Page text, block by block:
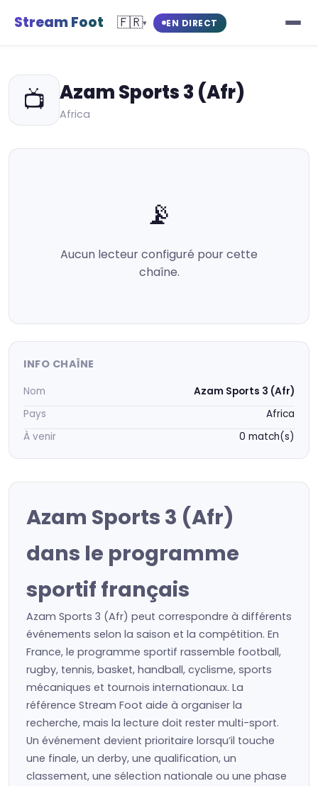
Stream Foot 🇫🇷▾ EN DIRECT
📺 Azam Sports 3 (Afr)
Africa
📡
Aucun lecteur configuré pour cette
chaîne.
INFO CHAÎNE
Nom
Azam Sports 3 (Afr)
Pays
Africa
À venir
0 match(s)
Azam Sports 3 (Afr)
dans le programme
sportif français
Azam Sports 3 (Afr) peut correspondre à différents
événements selon la saison et la compétition. En
France, le programme sportif rassemble football,
rugby, tennis, basket, handball, cyclisme, sports
mécaniques et tournois internationaux. La
référence Stream Foot aide à organiser la
recherche, mais la lecture doit rester multi-sport.
Un événement devient prioritaire lorsqu’il touche
une finale, un derby, une qualification, un
classement, une sélection nationale ou une phase